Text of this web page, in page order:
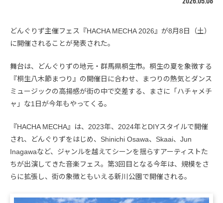
どんぐりず主催フェス『HACHA MECHA 2026』が8月8日（土）
に開催されることが発表された。
舞台は、どんぐりずの地元・群馬県桐生市。桐生の夏を象徴する
『桐生八木節まつり』の開催日に合わせ、まつりの熱気とダンス
ミュージックの高揚感が街の中で交差する、まさに「ハチャメチ
ャ」な1日が今年もやってくる。
『HACHA MECHA』は、2023年、2024年とDIYスタイルで開催
され、どんぐりずをはじめ、Shinichi Osawa、Skaai、Jun
Inagawaなど、ジャンルを越えてシーンを揺らすアーティストた
ちが出演してきた音楽フェス。第3回目となる今年は、規模をさ
らに拡張し、街の象徴ともいえる新川公園で開催される。